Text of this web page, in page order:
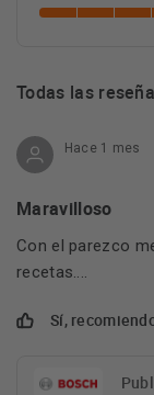
Todas las
Hace 1 mes
Maravilloso
Con el parezco
recetas....
Sí,